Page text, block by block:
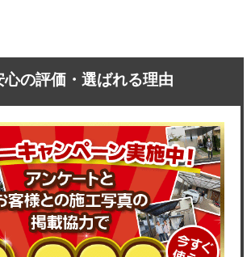
心の評価・選ばれる理由